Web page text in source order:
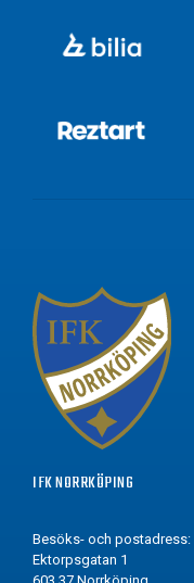
IFK NORRKÖPING
Besöks- och postadress:
Ektorpsgatan 1